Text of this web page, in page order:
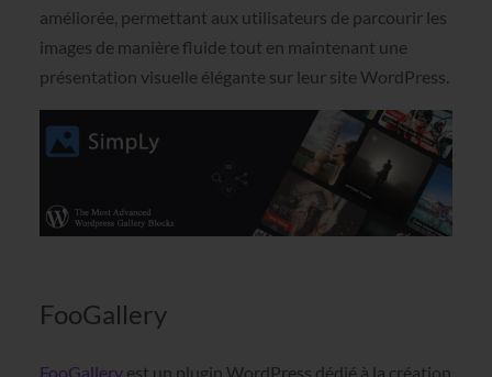
améliorée, permettant aux utilisateurs de parcourir les
images de manière fluide tout en maintenant une
présentation visuelle élégante sur leur site WordPress.
FooGallery
FooGalleryest un plugin WordPress dédié à la création